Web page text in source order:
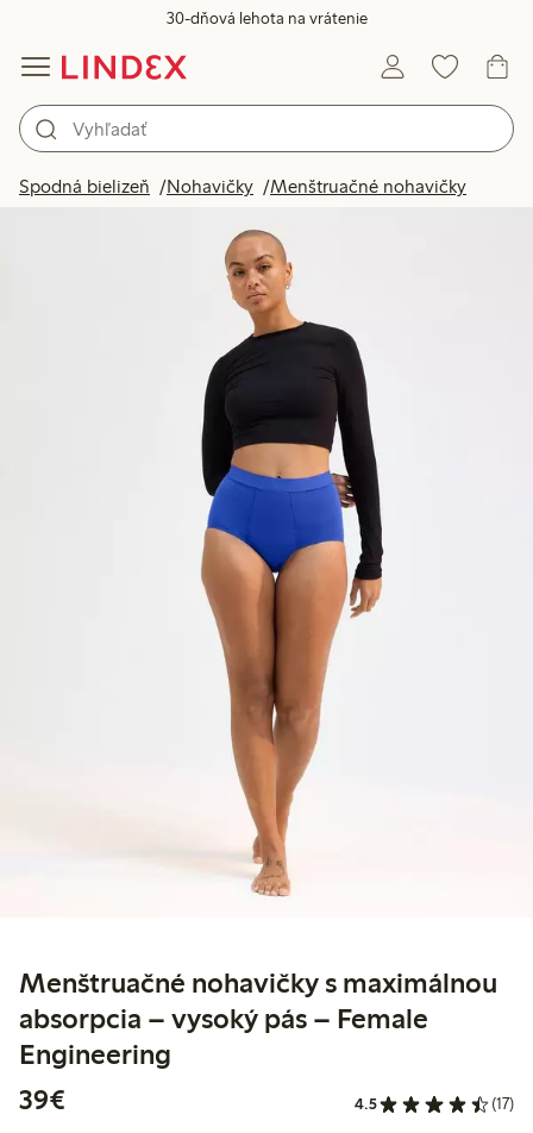
30-dňová lehota na vrátenie
Spodná bielizeň Nohavičky Menštruačné nohavičky
Menštruačné nohavičky s maximálnou
absorpcia – vysoký pás – Female
Engineering
39€
4.5 (17)